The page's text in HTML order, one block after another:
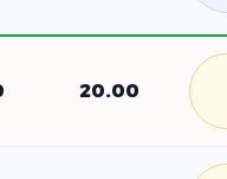
20.00